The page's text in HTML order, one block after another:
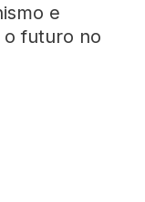
e
o futuro no